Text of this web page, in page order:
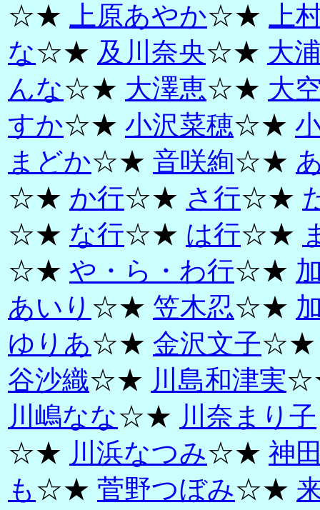
☆★
上原あやか☆★
上
な☆★ 及川奈央☆★ 大
んな☆★ 大澤恵☆★ 大
すか☆★ 小沢菜穂☆★
まどか☆★ 音咲絢☆★
☆★ か行☆★ さ行☆★
☆★ な行☆★ は行☆★
☆★ や・ら・わ行☆★
あいり ☆★ 笠木忍☆★
ゆりあ☆★ 金沢文子
谷沙織☆★ 川島和津実
川嶋なな☆★ 川奈まり子
☆★ 川浜なつみ☆★ 神
も ☆★ 菅野つぼみ☆★